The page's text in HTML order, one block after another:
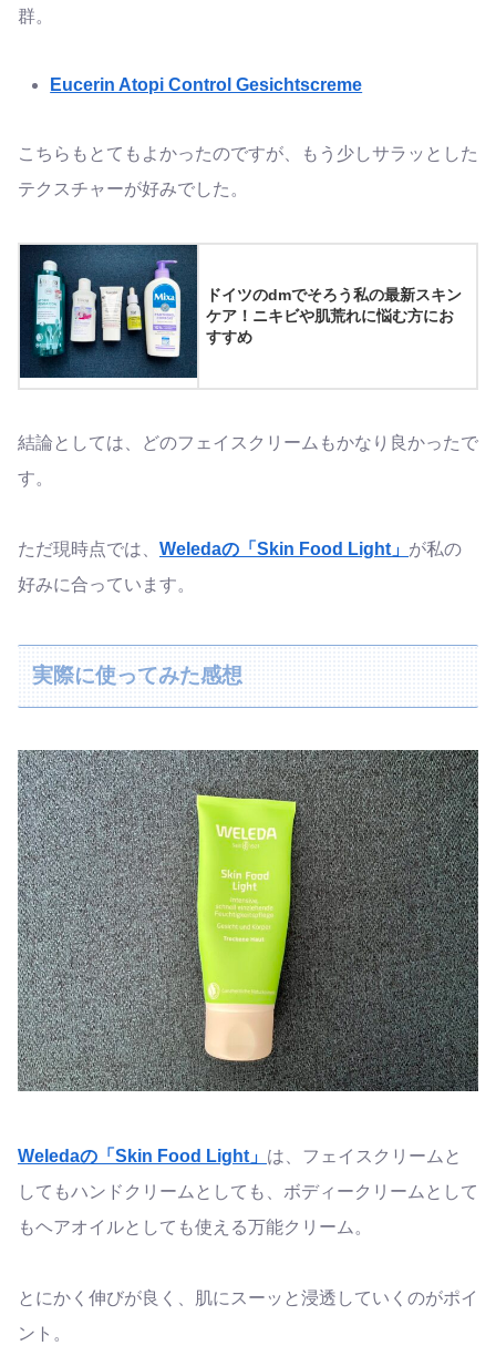
群。
Eucerin Atopi Control Gesichtscreme
こちらもとてもよかったのですが、もう少しサラッとした
テクスチャーが好みでした。
ドイツのdmでそろう私の最新スキン
ケア！ニキビや肌荒れに悩む方にお
すすめ
結論としては、どのフェイスクリームもかなり良かったで
す。
ただ現時点では、 Weledaの「Skin Food Light」 が私の
好みに合っています。
実際に使ってみた感想
Weledaの「Skin Food Light」 は、フェイスクリームと
してもハンドクリームとしても、ボディークリームとして
もヘアオイルとしても使える万能クリーム。
とにかく伸びが良く、肌にスーッと浸透していくのがポイ
ント。